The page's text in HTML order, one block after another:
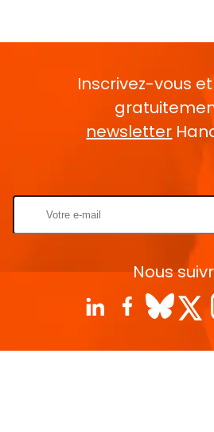
Inscrivez-vous
newsletter
Nous